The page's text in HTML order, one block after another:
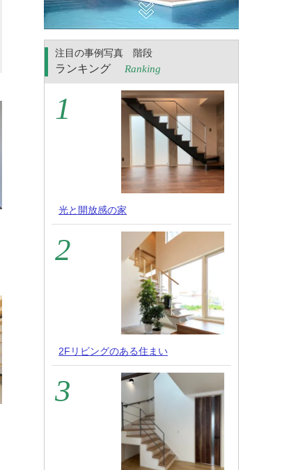
注目の事例写真 階段
ランキング Ranking
光と開放感の家
2Fリビングのある住まい